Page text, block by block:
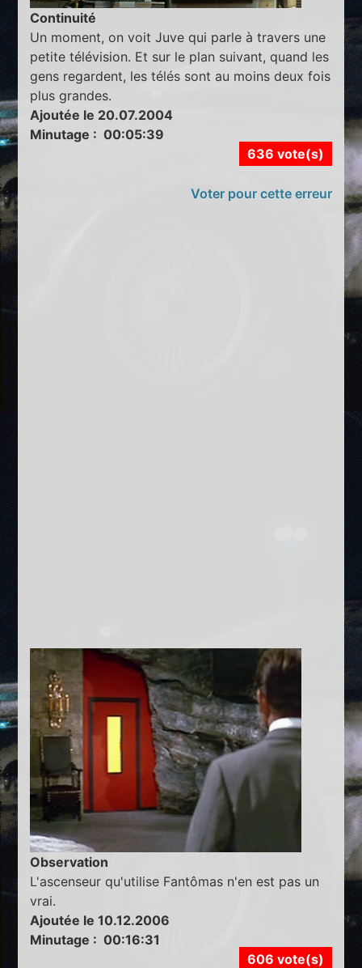
Continuité
Un moment, on voit Juve qui parle à travers une
petite télévision. Et sur le plan suivant, quand les
gens regardent, les télés sont au moins deux fois
plus grandes.
Ajoutée le 20.07.2004
Minutage : 00:05:39
636 vote(s)
Voter pour cette erreur
Observation
L'ascenseur qu'utilise Fantômas n'en est pas un
vrai.
Ajoutée le 10.12.2006
Minutage : 00:16:31
606 vote(s)